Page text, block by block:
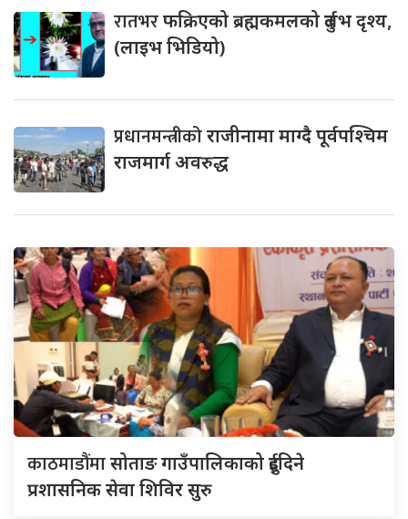
रातभरफक्रिएको ब्रह्मकमलको दुर्लभ दृश्य,
(लाइभ भिडियो)
प्रधानमन्त्रीकोराजीनामा माग्दै पूर्वपश्चिम
राजमार्ग अवरुद्ध
काठमाडौंमासोताङ गाउँपालिकाको दुईदिने
प्रशासनिक सेवा शिविर सुरु